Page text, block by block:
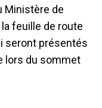
Ministère de
feuille de route
seront présentés
lors du sommet